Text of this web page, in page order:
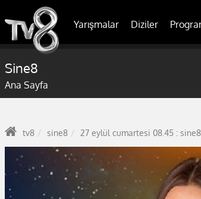
Yarışmalar Diziler
Sine8
Ana Sayfa
tv8 sine8 27 eylül cumartesi 08.45 : sine8